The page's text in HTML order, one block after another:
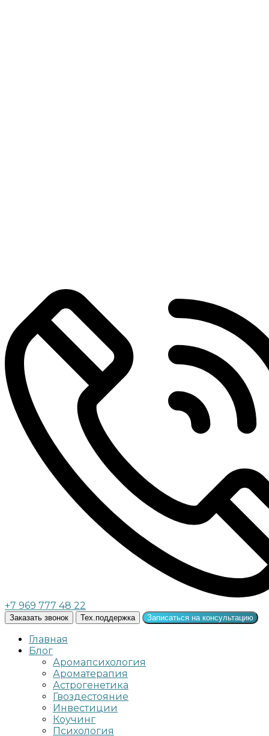
+7 969 777 48 22
Заказать звонок Тех.поддержка Записаться на консультацию
Главная
Блог
Аромапсихология
Ароматерапия
Астрогенетика
Гвоздестояние
Инвестиции
Коучинг
Психология